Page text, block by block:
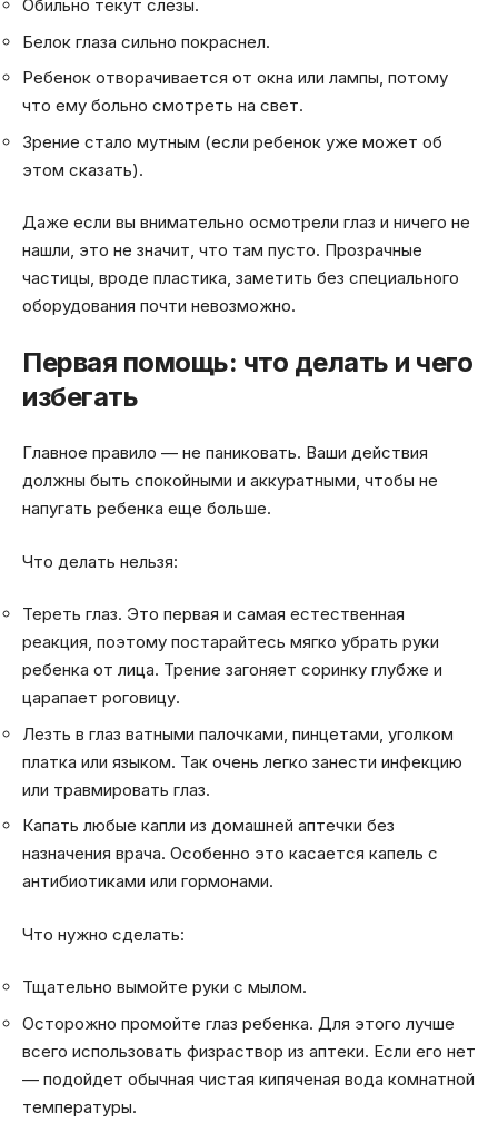
Обильно текут слезы.
Белок глаза сильно покраснел.
Ребенок отворачивается от окна или лампы, потому
что ему больно смотреть на свет.
Зрение стало мутным (если ребенок уже может об
этом сказать).
Даже если вы внимательно осмотрели глаз и ничего не
нашли, это не значит, что там пусто. Прозрачные
частицы, вроде пластика, заметить без специального
оборудования почти невозможно.
Первая помощь: что делать и чего
избегать
Главное правило — не паниковать. Ваши действия
должны быть спокойными и аккуратными, чтобы не
напугать ребенка еще больше.
Что делать нельзя:
Тереть глаз. Это первая и самая естественная
реакция, поэтому постарайтесь мягко убрать руки
ребенка от лица. Трение загоняет соринку глубже и
царапает роговицу.
Лезть в глаз ватными палочками, пинцетами, уголком
платка или языком. Так очень легко занести инфекцию
или травмировать глаз.
Капать любые капли из домашней аптечки без
назначения врача. Особенно это касается капель с
антибиотиками или гормонами.
Что нужно сделать:
Тщательно вымойте руки с мылом.
Осторожно промойте глаз ребенка. Для этого лучше
всего использовать физраствор из аптеки. Если его нет
— подойдет обычная чистая кипяченая вода комнатной
температуры.